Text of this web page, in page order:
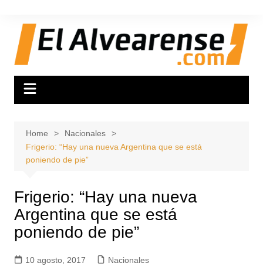
content
Home
Nacionales
Frigerio: “Hay una nueva Argentina que se está
poniendo de pie”
Frigerio: “Hay una nueva
Argentina que se está
poniendo de pie”
10 agosto, 2017 Nacionales